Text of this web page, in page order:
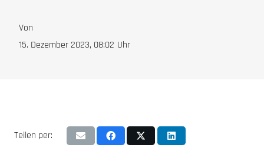
Von
15. Dezember 2023, 08:02 Uhr
Teilen per: